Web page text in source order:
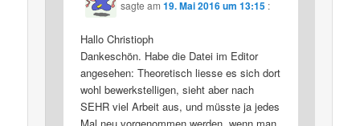
sagte am19. Mai 2016 um 13:15 :
Hallo Christioph
Dankeschön. Habe die Datei im Editor
angesehen: Theoretisch liesse es sich dort
wohl bewerkstelligen, sieht aber nach
SEHR viel Arbeit aus, und müsste ja jedes